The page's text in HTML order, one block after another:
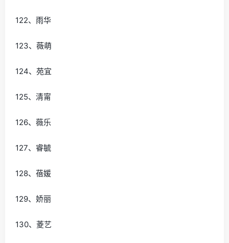
122、雨华
123、薇萌
124、苑宜
125、清甯
126、薇乐
127、睿毓
128、蓓媛
129、娇丽
130、菱艺